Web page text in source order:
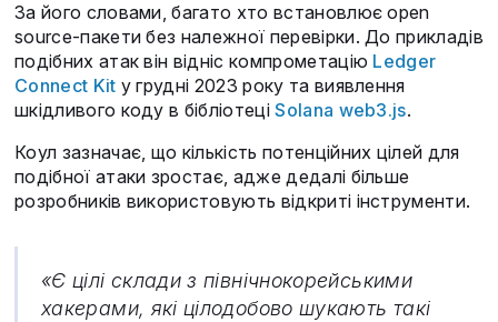
За його словами, багато хто встановлює open
source-пакети без належної перевірки. До прикладів
подібних атак він відніс компрометацію Ledger
Connect Kit у грудні 2023 року та виявлення
шкідливого коду в бібліотеціSolana web3.js.
Коул зазначає, що кількість потенційних цілей для
подібної атаки зростає, адже дедалі більше
розробників використовують відкриті інструменти.
«Є цілі склади з північнокорейськими
хакерами, які цілодобово шукають такі